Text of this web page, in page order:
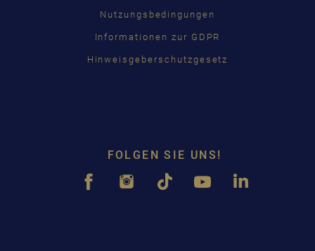
Nutzungsbedingungen
Informationen zur GDPR
Hinweisgeberschutzgesetz
FOLGEN SIE UNS!